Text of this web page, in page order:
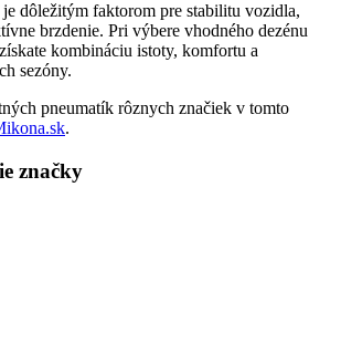
je dôležitým faktorom pre stabilitu vozidla,
brzdenie. Pri výbere vhodného dezénu
získate kombináciu istoty, komfortu a
sezóny.
pneumatík rôznych značiek v tomto
.
značky